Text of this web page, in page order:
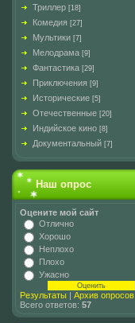
Триллер [18]
Комедия [27]
Мультики [7]
Мелодрама [9]
Фантастика [29]
Приключения [9]
Исторические [5]
Отечественные [20]
Индийское кино [8]
Документальный [7]
Наш опрос
Оцените мой сайт
Отлично
Хорошо
Неплохо
Плохо
Ужасно
Результаты | Архив опросов
Всего ответов: 57